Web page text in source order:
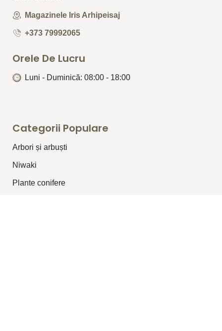
Magazinele Iris Arhipeisaj
+373 79992065
Orele De Lucru
Luni - Duminică: 08:00 - 18:00
Categorii Populare
Arbori și arbuști
⁠Niwaki
Plante conifere